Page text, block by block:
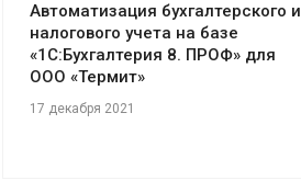
Автоматизация бухгалтерского и
налогового учета на базе
«1С:Бухгалтерия 8. ПРОФ» для
ООО «Термит»
17 декабря 2021